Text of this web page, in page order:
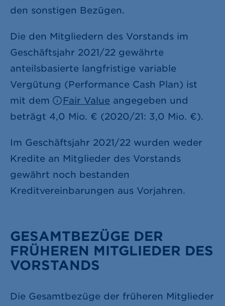
den sonstigen Bezügen.
Die den Mitgliedern des Vorstands im
Geschäftsjahr 2021/22 gewährte
anteilsbasierte langfristige variable
Vergütung (Performance Cash Plan) ist
mit dem
Fair Value angegeben und
beträgt 4,0 Mio. € (2020/21: 3,0 Mio. €).
Im Geschäftsjahr 2021/22 wurden weder
Kredite an Mitglieder des Vorstands
gewährt noch bestanden
Kreditvereinbarungen aus Vorjahren.
GESAMTBEZÜGE DER
FRÜHEREN MITGLIEDER DES
VORSTANDS
Die Gesamtbezüge der früheren Mitglieder